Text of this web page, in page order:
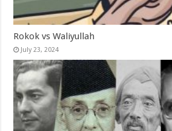
Rokok vs Waliyullah
July 23, 2024